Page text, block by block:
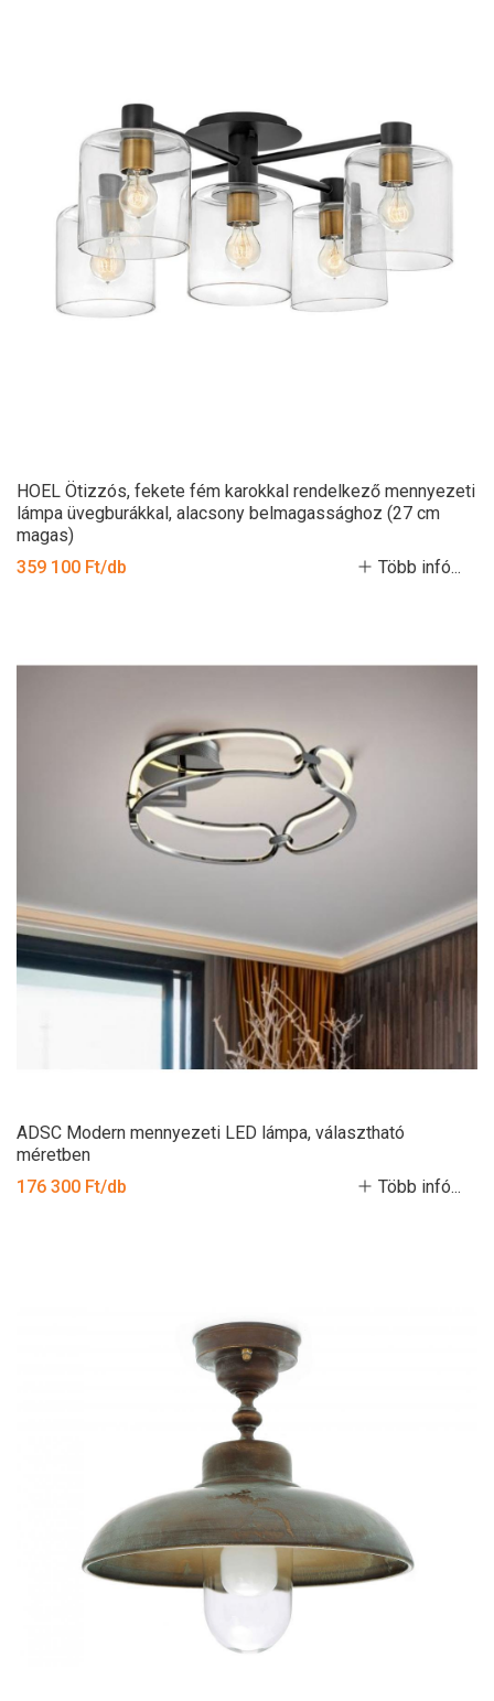
HOEL Ötizzós, fekete fém karokkal rendelkező mennyezeti
lámpa üvegburákkal, alacsony belmagassághoz (27 cm
magas)
359 100 Ft/db
Több infó...
ADSC Modern mennyezeti LED lámpa, választható
méretben
176 300 Ft/db
Több infó...